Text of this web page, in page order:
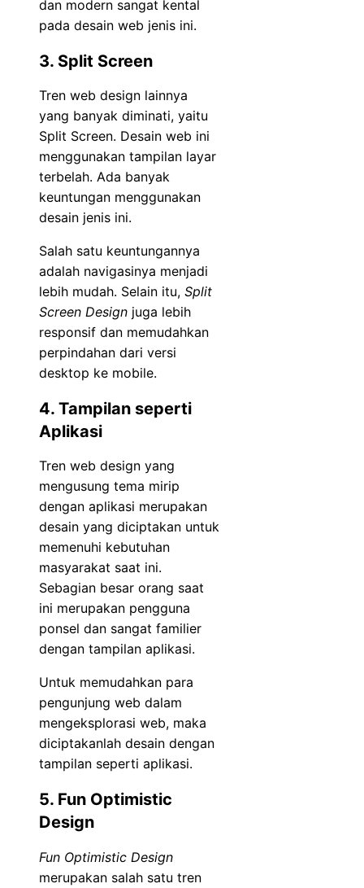
dan modern sangat kental
pada desain web jenis ini.
3. Split Screen
Tren web design lainnya
yang banyak diminati, yaitu
Split Screen. Desain web ini
menggunakan tampilan layar
terbelah. Ada banyak
keuntungan menggunakan
desain jenis ini.
Salah satu keuntungannya
adalah navigasinya menjadi
lebih mudah. Selain itu, Split
Screen Design juga lebih
responsif dan memudahkan
perpindahan dari versi
desktop ke mobile.
4. Tampilan seperti
Aplikasi
Tren web design yang
mengusung tema mirip
dengan aplikasi merupakan
desain yang diciptakan untuk
memenuhi kebutuhan
masyarakat saat ini.
Sebagian besar orang saat
ini merupakan pengguna
ponsel dan sangat familier
dengan tampilan aplikasi.
Untuk memudahkan para
pengunjung web dalam
mengeksplorasi web, maka
diciptakanlah desain dengan
tampilan seperti aplikasi.
5. Fun Optimistic
Design
Fun Optimistic Design
merupakan salah satu tren